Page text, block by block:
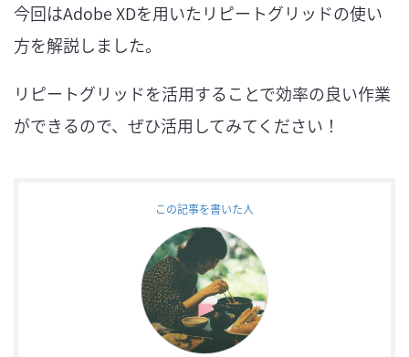
今回はAdobe XDを用いたリピートグリッドの使い
方を解説しました。
リピートグリッドを活用することで効率の良い作業
ができるので、ぜひ活用してみてください！
この記事を書いた人